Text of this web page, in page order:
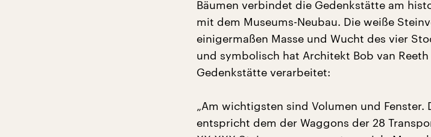
Bäumen verbindet die Gedenkstätte am
mit dem Museums-Neubau. Die weiße
einigermaßen Masse und Wucht des vier
und symbolisch hat Architekt Bob van
Gedenkstätte verarbeitet:
„Am wichtigsten sind Volumen und Fenster.
entspricht dem der Waggons der 28